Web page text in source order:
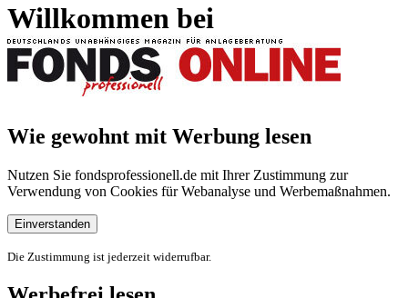
Willkommen bei
Wie gewohnt mit Werbung lesen
Nutzen Sie fondsprofessionell.de mit Ihrer Zustimmung zur
Verwendung von Cookies für Webanalyse und Werbemaßnahmen.
Einverstanden
Die Zustimmung ist jederzeit widerrufbar.